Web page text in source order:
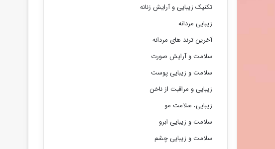
تکنیک زیبایی و آرایش زنانه
زیبایی مردانه
آخرین ترند های مردانه
سلامت و آرایش صورت
سلامت و زیبایی پوست
زیبایی و مراقبت از ناخن
زیبایی، سلامت مو
سلامت و زیبایی ابرو
سلامت و زیبایی چشم